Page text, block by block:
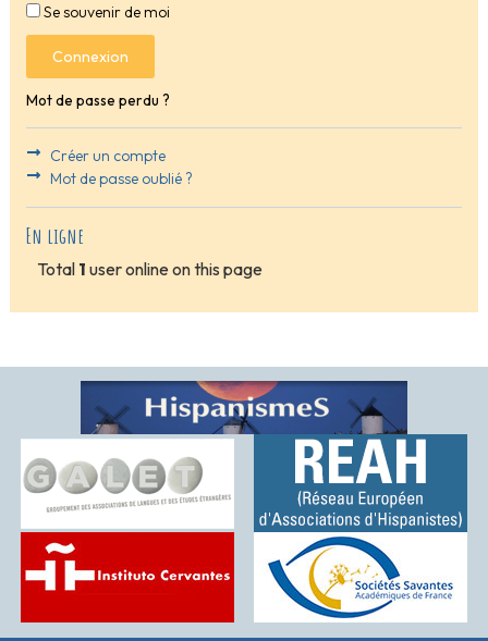
Se souvenir de moi
Connexion
Mot de passe perdu ?
Créer un compte
Mot de passe oublié ?
En ligne
Total 1 user online on this page